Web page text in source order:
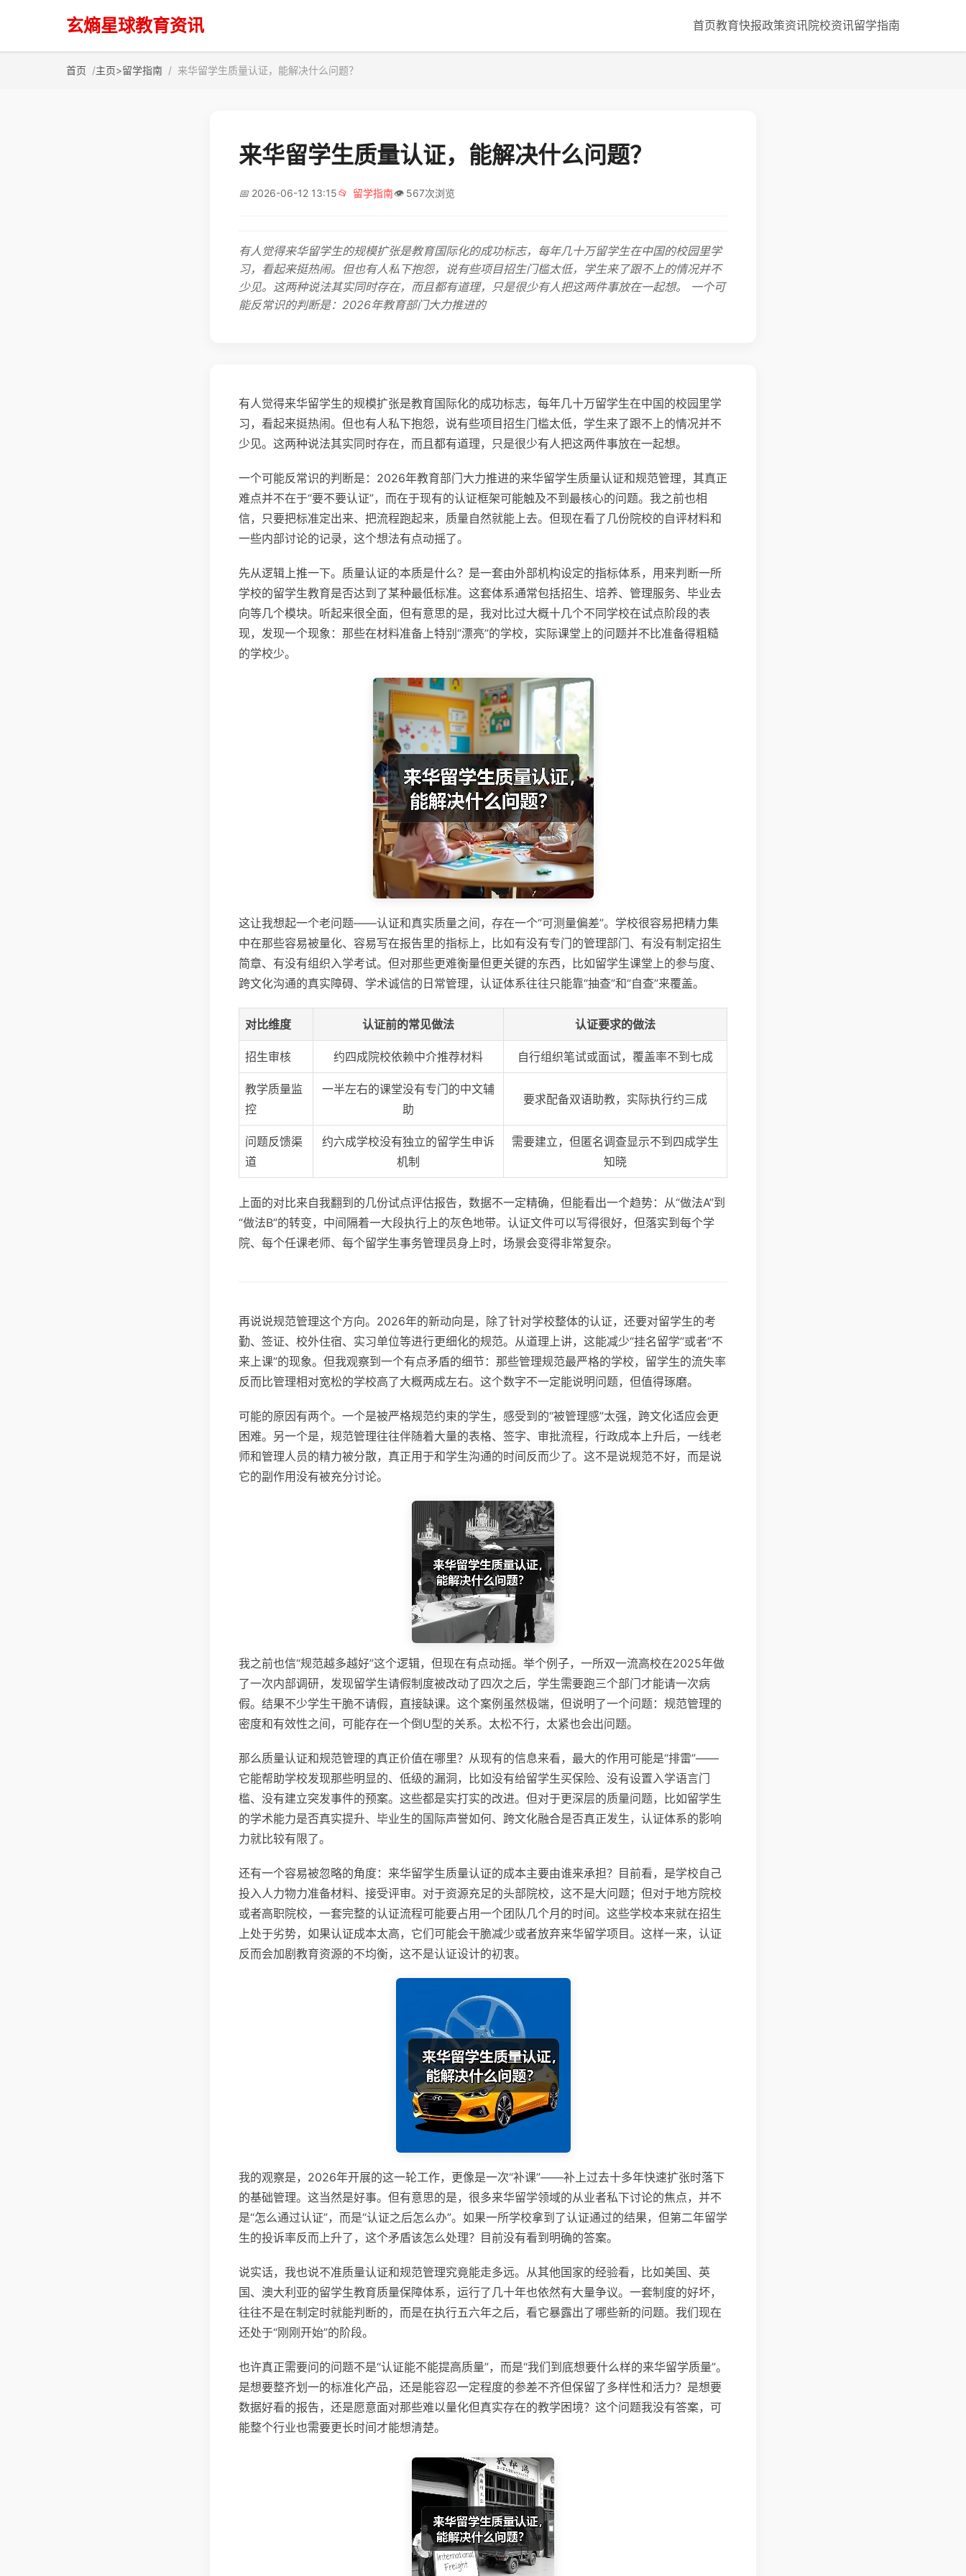
玄熵星球教育资讯 首页教育快报政策资讯院校资讯留学指南
首页 主页>留学指南 来华留学生质量认证，能解决什么问题？
来华留学生质量认证，能解决什么问题？
📅 2026-06-12 13:15📂 留学指南👁️ 567次浏览
有人觉得来华留学生的规模扩张是教育国际化的成功标志，每年几十万留学生在中国的校园里学
习，看起来挺热闹。但也有人私下抱怨，说有些项目招生门槛太低，学生来了跟不上的情况并不
少见。这两种说法其实同时存在，而且都有道理，只是很少有人把这两件事放在一起想。 一个可
能反常识的判断是：2026年教育部门大力推进的
有人觉得来华留学生的规模扩张是教育国际化的成功标志，每年几十万留学生在中国的校园里学
习，看起来挺热闹。但也有人私下抱怨，说有些项目招生门槛太低，学生来了跟不上的情况并不
少见。这两种说法其实同时存在，而且都有道理，只是很少有人把这两件事放在一起想。
一个可能反常识的判断是：2026年教育部门大力推进的来华留学生质量认证和规范管理，其真正
难点并不在于“要不要认证”，而在于现有的认证框架可能触及不到最核心的问题。我之前也相
信，只要把标准定出来、把流程跑起来，质量自然就能上去。但现在看了几份院校的自评材料和
一些内部讨论的记录，这个想法有点动摇了。
先从逻辑上推一下。质量认证的本质是什么？是一套由外部机构设定的指标体系，用来判断一所
学校的留学生教育是否达到了某种最低标准。这套体系通常包括招生、培养、管理服务、毕业去
向等几个模块。听起来很全面，但有意思的是，我对比过大概十几个不同学校在试点阶段的表
现，发现一个现象：那些在材料准备上特别“漂亮”的学校，实际课堂上的问题并不比准备得粗糙
的学校少。
这让我想起一个老问题——认证和真实质量之间，存在一个“可测量偏差”。学校很容易把精力集
中在那些容易被量化、容易写在报告里的指标上，比如有没有专门的管理部门、有没有制定招生
简章、有没有组织入学考试。但对那些更难衡量但更关键的东西，比如留学生课堂上的参与度、
跨文化沟通的真实障碍、学术诚信的日常管理，认证体系往往只能靠“抽查”和“自查”来覆盖。
对比维度 认证前的常见做法 认证要求的做法
招生审核 约四成院校依赖中介推荐材料 自行组织笔试或面试，覆盖率不到七成
教学质量监
控
一半左右的课堂没有专门的中文辅
助
要求配备双语助教，实际执行约三成
问题反馈渠
道
约六成学校没有独立的留学生申诉
机制
需要建立，但匿名调查显示不到四成学生
知晓
上面的对比来自我翻到的几份试点评估报告，数据不一定精确，但能看出一个趋势：从“做法A”到
“做法B”的转变，中间隔着一大段执行上的灰色地带。认证文件可以写得很好，但落实到每个学
院、每个任课老师、每个留学生事务管理员身上时，场景会变得非常复杂。
再说说规范管理这个方向。2026年的新动向是，除了针对学校整体的认证，还要对留学生的考
勤、签证、校外住宿、实习单位等进行更细化的规范。从道理上讲，这能减少“挂名留学”或者“不
来上课”的现象。但我观察到一个有点矛盾的细节：那些管理规范最严格的学校，留学生的流失率
反而比管理相对宽松的学校高了大概两成左右。这个数字不一定能说明问题，但值得琢磨。
可能的原因有两个。一个是被严格规范约束的学生，感受到的“被管理感”太强，跨文化适应会更
困难。另一个是，规范管理往往伴随着大量的表格、签字、审批流程，行政成本上升后，一线老
师和管理人员的精力被分散，真正用于和学生沟通的时间反而少了。这不是说规范不好，而是说
它的副作用没有被充分讨论。
我之前也信“规范越多越好”这个逻辑，但现在有点动摇。举个例子，一所双一流高校在2025年做
了一次内部调研，发现留学生请假制度被改动了四次之后，学生需要跑三个部门才能请一次病
假。结果不少学生干脆不请假，直接缺课。这个案例虽然极端，但说明了一个问题：规范管理的
密度和有效性之间，可能存在一个倒U型的关系。太松不行，太紧也会出问题。
那么质量认证和规范管理的真正价值在哪里？从现有的信息来看，最大的作用可能是“排雷”——
它能帮助学校发现那些明显的、低级的漏洞，比如没有给留学生买保险、没有设置入学语言门
槛、没有建立突发事件的预案。这些都是实打实的改进。但对于更深层的质量问题，比如留学生
的学术能力是否真实提升、毕业生的国际声誉如何、跨文化融合是否真正发生，认证体系的影响
力就比较有限了。
还有一个容易被忽略的角度：来华留学生质量认证的成本主要由谁来承担？目前看，是学校自己
投入人力物力准备材料、接受评审。对于资源充足的头部院校，这不是大问题；但对于地方院校
或者高职院校，一套完整的认证流程可能要占用一个团队几个月的时间。这些学校本来就在招生
上处于劣势，如果认证成本太高，它们可能会干脆减少或者放弃来华留学项目。这样一来，认证
反而会加剧教育资源的不均衡，这不是认证设计的初衷。
我的观察是，2026年开展的这一轮工作，更像是一次“补课”——补上过去十多年快速扩张时落下
的基础管理。这当然是好事。但有意思的是，很多来华留学领域的从业者私下讨论的焦点，并不
是“怎么通过认证”，而是“认证之后怎么办”。如果一所学校拿到了认证通过的结果，但第二年留学
生的投诉率反而上升了，这个矛盾该怎么处理？目前没有看到明确的答案。
说实话，我也说不准质量认证和规范管理究竟能走多远。从其他国家的经验看，比如美国、英
国、澳大利亚的留学生教育质量保障体系，运行了几十年也依然有大量争议。一套制度的好坏，
往往不是在制定时就能判断的，而是在执行五六年之后，看它暴露出了哪些新的问题。我们现在
还处于“刚刚开始”的阶段。
也许真正需要问的问题不是“认证能不能提高质量”，而是“我们到底想要什么样的来华留学质量”。
是想要整齐划一的标准化产品，还是能容忍一定程度的参差不齐但保留了多样性和活力？是想要
数据好看的报告，还是愿意面对那些难以量化但真实存在的教学困境？这个问题我没有答案，可
能整个行业也需要更长时间才能想清楚。